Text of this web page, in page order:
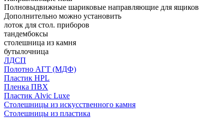
Полновыдвижные шариковые направляющие для ящиков
Дополнительно можно установить
лоток для стол. приборов
тандембоксы
столешница из камня
бутылочница
ЛДСП
Полотно АГТ (МДФ)
Пластик HPL
Пленка ПВХ
Пластик Alvic Luxe
Столешницы из искусственного камня
Столешницы из пластика